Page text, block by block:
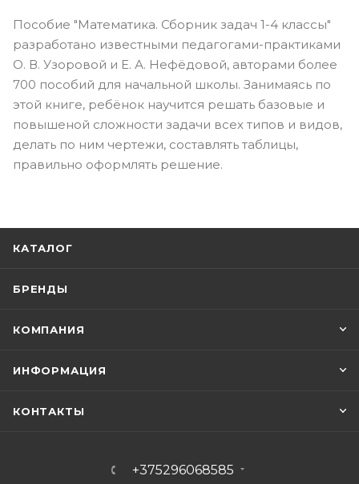
Пособие "Математика. Сборник задач 1-4 классы"
разработано известными педагогами-практиками
О. В. Узоровой и Е. А. Нефёдовой, авторами более
700 пособий для начальной школы. Занимаясь по
этой книге, ребёнок научится решать базовые и
повышеной сложности задачи всех типов и видов,
делать по ним чертежи, составлять таблицы,
правильно оформлять решение.
КАТАЛОГ
БРЕНДЫ
КОМПАНИЯ
ИНФОРМАЦИЯ
КОНТАКТЫ
+375296068585